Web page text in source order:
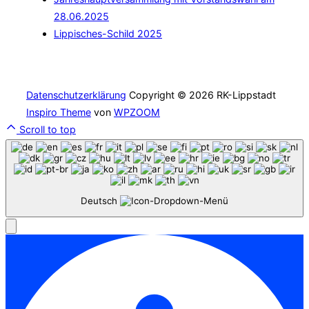
28.06.2025
Lippisches-Schild 2025
Datenschutzerklärung Copyright © 2026 RK-Lippstadt
Inspiro Theme von WPZOOM
Scroll to top
Deutsch